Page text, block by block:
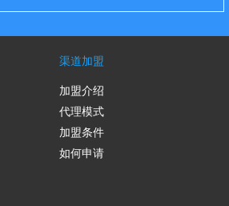
渠道加盟
加盟介绍
代理模式
加盟条件
如何申请